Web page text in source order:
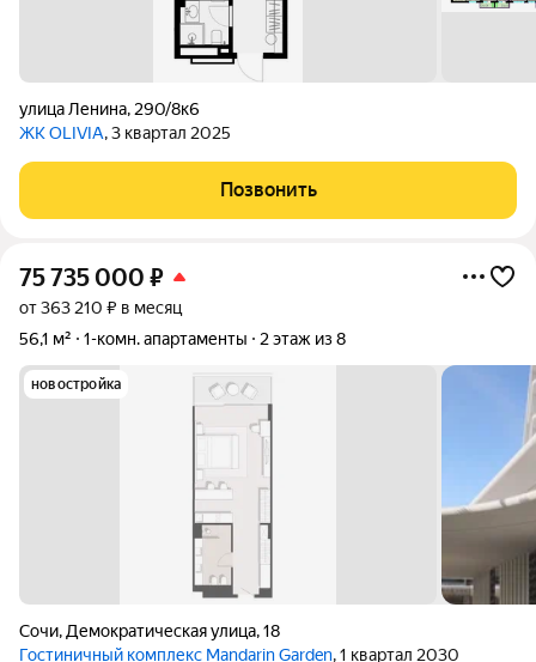
улица Ленина, 290/8к6
ЖК OLIVIA, 3 квартал 2025
Позвонить
75 735 000 ₽
от 363 210 ₽ в месяц
56,1 м²
1-комн. апартаменты 2 этаж из 8
новостройка
Сочи, Демократическая улица,18
Гостиничный комплекс Mandarin Garden, 1 квартал 2030